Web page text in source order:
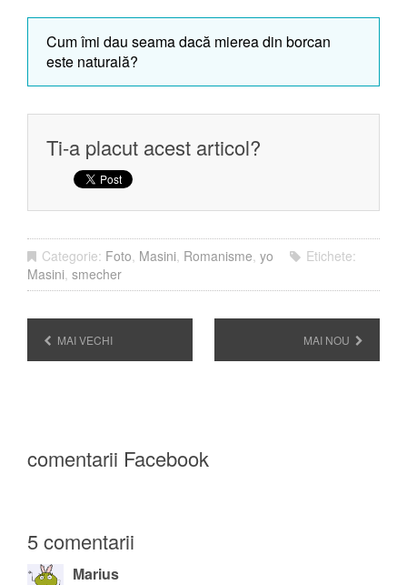
Cum îmi dau seama dacă mierea din borcan
este naturală?
Ti-a placut acest articol?
Categorie: Foto, Masini, Romanisme, yo
Etichete:
Masini, smecher
MAI VECHI MAI NOU
comentarii Facebook
5 comentarii
Marius